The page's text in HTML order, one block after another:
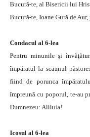
Bucură-te, al Bisericii lui
Bucură-te, Ioane Gură de
Condacul al 6-lea
Pentru minunile şi
împăratul la scaunul
fiind de porunca
împreună cu poporul, te-au
Dumnezeu: Aliluia!
Icosul al 6-lea